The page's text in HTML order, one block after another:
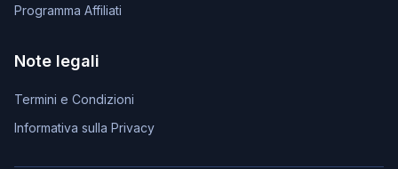
Programma Affiliati
Note legali
Termini e Condizioni
Informativa sulla Privacy